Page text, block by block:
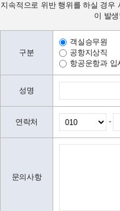
지속적으로 위반 행위를 하실 경우
이 발
구분
객실승무원
공항지상직
항공운항과 입
성명
연락처 -
문의사항